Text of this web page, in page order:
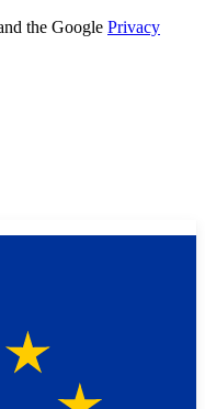
the Google Privacy